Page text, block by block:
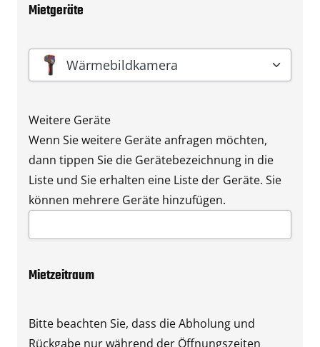
Mietgeräte
Gerät Wärmebildkamera
Weitere Geräte
Wenn Sie weitere Geräte anfragen möchten,
dann tippen Sie die Gerätebezeichnung in die
Liste und Sie erhalten eine Liste der Geräte. Sie
können mehrere Geräte hinzufügen.
Mietzeitraum
Bitte beachten Sie, dass die Abholung und
Rückgabe nur während der Öffnungszeiten